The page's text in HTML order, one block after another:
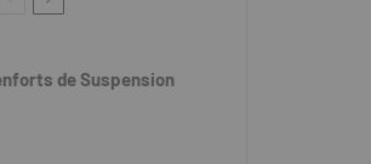
de Suspension